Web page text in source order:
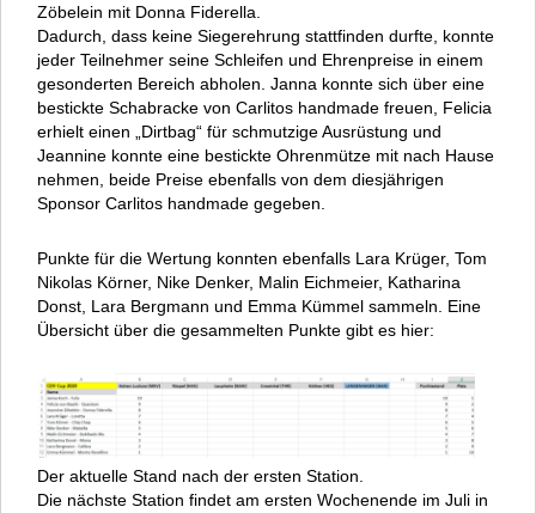
Zöbelein mit Donna Fiderella.
Dadurch, dass keine Siegerehrung stattfinden durfte, konnte
jeder Teilnehmer seine Schleifen und Ehrenpreise in einem
gesonderten Bereich abholen. Janna konnte sich über eine
bestickte Schabracke von Carlitos handmade freuen, Felicia
erhielt einen „Dirtbag“ für schmutzige Ausrüstung und
Jeannine konnte eine bestickte Ohrenmütze mit nach Hause
nehmen, beide Preise ebenfalls von dem diesjährigen
Sponsor Carlitos handmade gegeben.
Punkte für die Wertung konnten ebenfalls Lara Krüger, Tom
Nikolas Körner, Nike Denker, Malin Eichmeier, Katharina
Donst, Lara Bergmann und Emma Kümmel sammeln. Eine
Übersicht über die gesammelten Punkte gibt es hier:
Der aktuelle Stand nach der ersten Station.
Die nächste Station findet am ersten Wochenende im Juli in